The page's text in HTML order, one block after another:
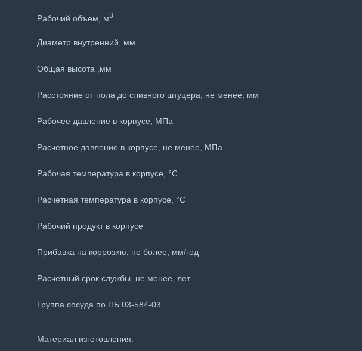
Рабочий объем, м3
Диаметр внутренний, мм
Общая высота ,мм
Расстояние от пола до сливного штуцера, не менее, мм
Рабочее давление в корпусе, МПа
Расчетное давление в корпусе, не менее, МПа
Рабочая температура в корпусе, °С
Расчетная температура в корпусе, °С
Рабочий продукт в корпусе
Прибавка на коррозию, не более, мм/год
Расчетный срок службы, не менее, лет
Группа сосуда по ПБ 03-584-03
Материал изготовления: